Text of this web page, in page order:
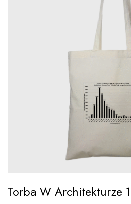
Torba W Architekturze 1